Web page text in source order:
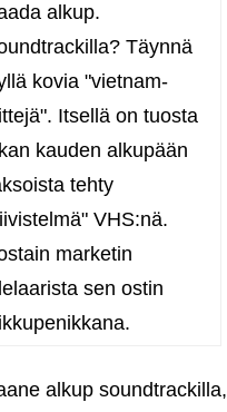
alkup.
Täynnä
kovia "vietnam-
Itsellä on tuosta
kauden alkupään
tehty
VHS:nä.
marketin
sen ostin
alkup soundtrackilla,